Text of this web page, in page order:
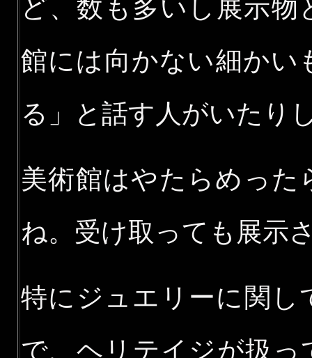
ど、数も多いし展示
館には向かない細かい
る」と話す人がいたり
美術館はやたらめっ
ね。受け取っても展示
特にジュエリーに関し
で、ヘリテイジが扱